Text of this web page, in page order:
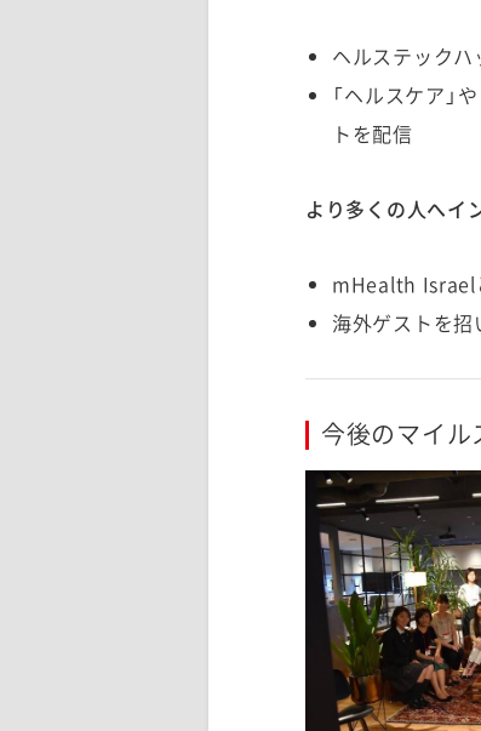
ヘルステック
「ヘルスケア」
トを配信
より多くの人へイ
mHealth Israel
海外ゲストを
今後のマイル